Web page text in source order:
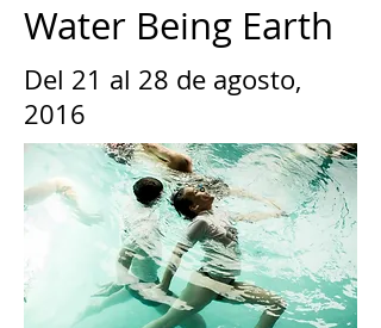
Water Being Earth
Del 21 al 28 de agosto,
2016